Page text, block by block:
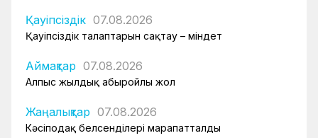
Қауіпсіздік 07.08.2026
Қауіпсіздік талаптарын сақтау – міндет
Аймақтар 07.08.2026
Алпыс жылдық абыройлы жол
Жаңалықтар 07.08.2026
Кәсіподақ белсенділері марапатталды